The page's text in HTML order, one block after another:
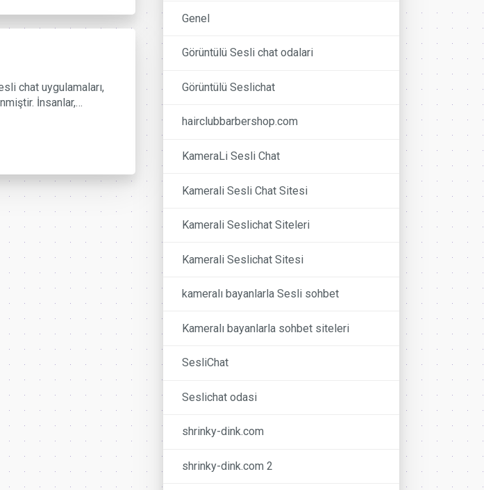
chat uygulamaları,
İnsanlar,…
Genel
Görüntülü Sesli chat odalari
Görüntülü Seslichat
hairclubbarbershop.com
KameraLi Sesli Chat
Kamerali Sesli Chat Sitesi
Kamerali Seslichat Siteleri
Kamerali Seslichat Sitesi
kameralı bayanlarla Sesli sohbet
Kameralı bayanlarla sohbet siteleri
SesliChat
Seslichat odasi
shrinky-dink.com
shrinky-dink.com 2